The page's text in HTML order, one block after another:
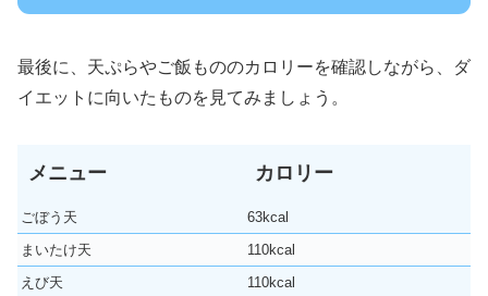
最後に、天ぷらやご飯もののカロリーを確認しながら、ダ
イエットに向いたものを見てみましょう。
メニュー カロリー
ごぼう天
63kcal
まいたけ天
110kcal
えび天
110kcal